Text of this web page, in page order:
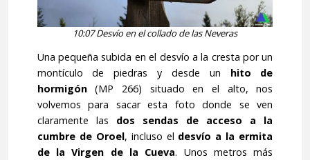
10:07 Desvío en el collado de las Neveras
Una pequeña subida en el desvío a la cresta por un
montículo de piedras y desde un hito de
hormigón(MP 266) situado en el alto, nos
volvemos para sacar esta foto donde se ven
claramente las dos sendas de acceso a la
cumbre de Oroel, incluso el desvío a la ermita
de la Virgen de la Cueva. Unos metros más